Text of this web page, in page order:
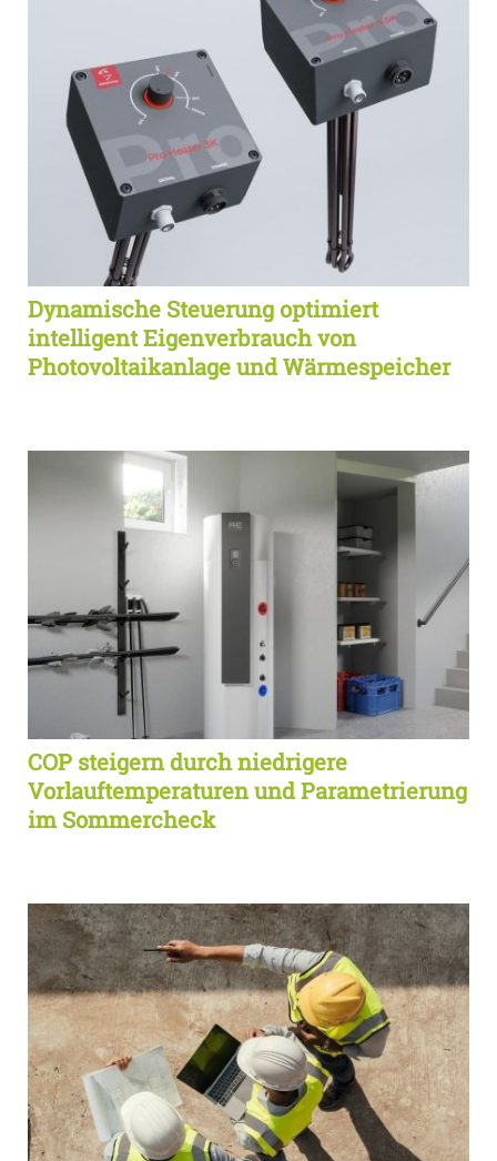
Dynamische Steuerung optimiert
intelligent Eigenverbrauch von
Photovoltaikanlage und Wärmespeicher
COP steigern durch niedrigere
Vorlauftemperaturen und Parametrierung
im Sommercheck